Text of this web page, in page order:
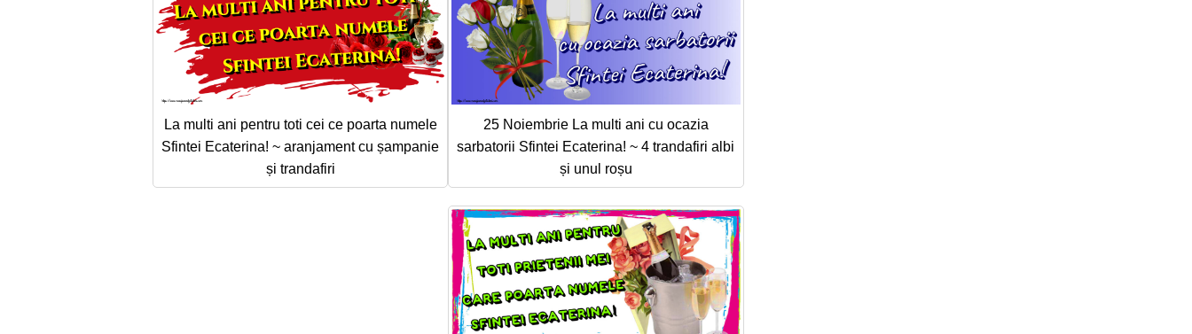
La multi ani pentru toti cei ce poarta numele
Sfintei Ecaterina! ~ aranjament cu șampanie
și trandafiri
25 Noiembrie La multi ani cu ocazia
sarbatorii Sfintei Ecaterina! ~ 4 trandafiri albi
și unul roșu